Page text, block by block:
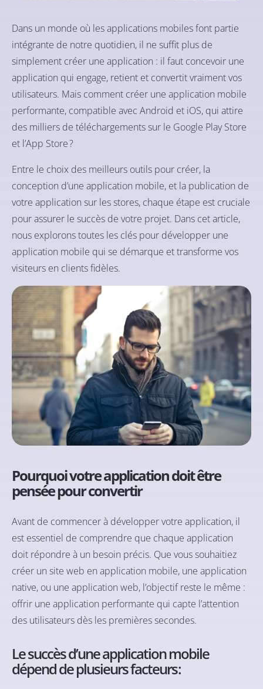
Dans un monde où les applications mobiles font partie
intégrante de notre quotidien, il ne suffit plus de
simplement créer une application : il faut concevoir une
application qui engage, retient et convertit vraiment vos
utilisateurs. Mais comment créer une application mobile
performante, compatible avec Android et iOS, qui attire
des milliers de téléchargements sur le Google Play Store
et l’App Store ?
Entre le choix des meilleurs outils pour créer, la
conception d’une application mobile, et la publication de
votre application sur les stores, chaque étape est cruciale
pour assurer le succès de votre projet. Dans cet article,
nous explorons toutes les clés pour développer une
application mobile qui se démarque et transforme vos
visiteurs en clients fidèles.
Pourquoi votre application doit être
pensée pour convertir
Avant de commencer à développer votre application, il
est essentiel de comprendre que chaque application
doit répondre à un besoin précis. Que vous souhaitiez
créer un site web en application mobile, une application
native, ou une application web, l’objectif reste le même :
offrir une application performante qui capte l’attention
des utilisateurs dès les premières secondes.
Le succès d’une application mobile
dépend de plusieurs facteurs :